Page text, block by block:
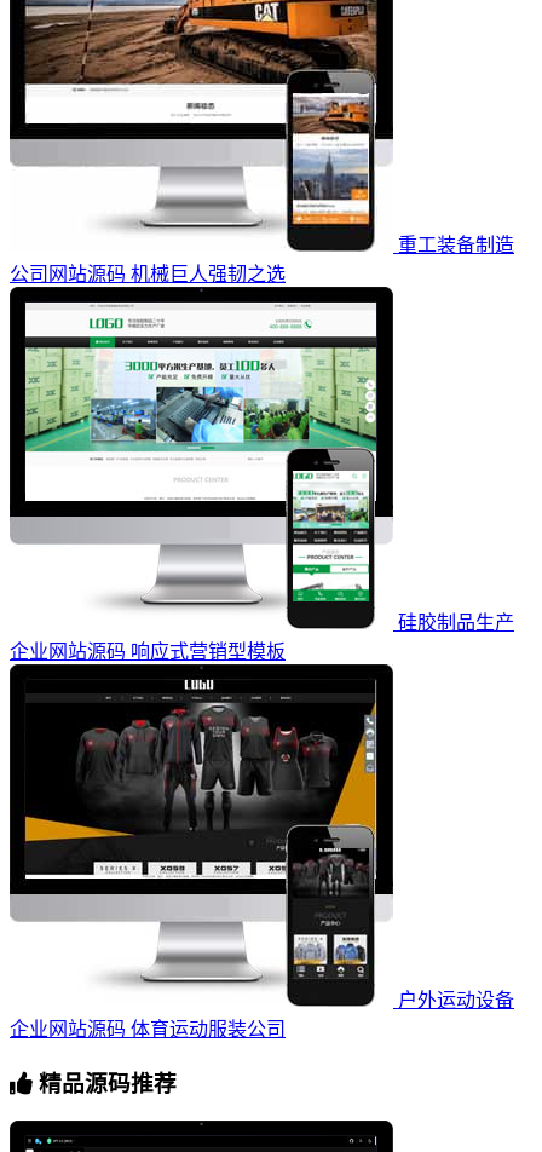
重工装备制造
公司网站源码 机械巨人强韧之选
硅胶制品生产
企业网站源码 响应式营销型模板
户外运动设备
企业网站源码 体育运动服装公司
精品源码推荐